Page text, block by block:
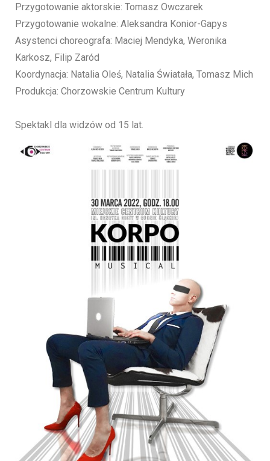
Przygotowanie aktorskie: Tomasz Owczarek
Przygotowanie wokalne: Aleksandra Konior-Gapys
Asystenci choreografa: Maciej Mendyka, Weronika
Karkosz, Filip Zaród
Koordynacja: Natalia Oleś, Natalia Światała, Tomasz Mich
Produkcja: Chorzowskie Centrum Kultury
Spektakl dla widzów od 15 lat.